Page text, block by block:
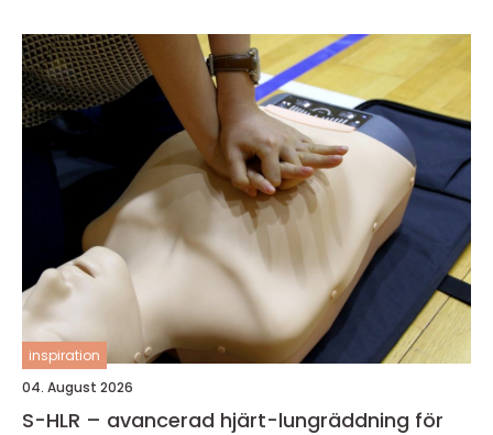
inspiration
04. August 2026
S-HLR – avancerad hjärt-lungräddning för